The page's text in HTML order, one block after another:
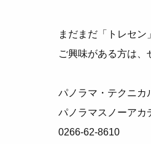
まだまだ「トレセン
ご興味がある方は、
パノラマ・テクニカ
パノラマスノーアカ
0266-62-8610